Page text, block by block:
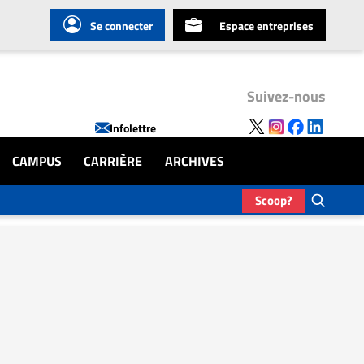
Se connecter Espace entreprises
Infolettre
Suivez-nous
CAMPUS CARRIÈRE ARCHIVES
Scoop?